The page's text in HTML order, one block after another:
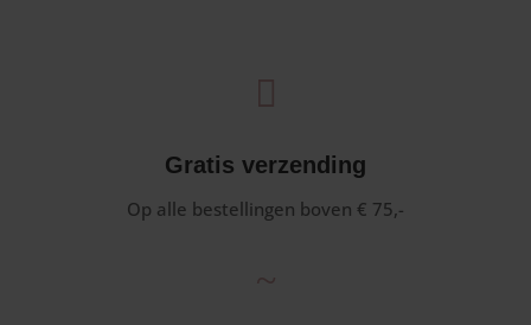
Gratis verzending
Op alle bestellingen boven € 75,-